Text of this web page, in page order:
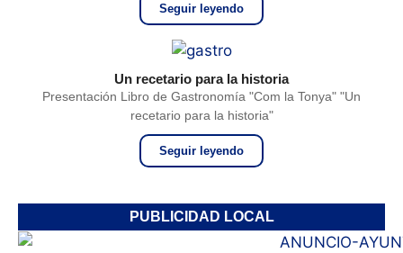
Seguir leyendo
Un recetario para la historia
Presentación Libro de Gastronomía "Com la Tonya" "Un
recetario para la historia"
Seguir leyendo
PUBLICIDAD LOCAL